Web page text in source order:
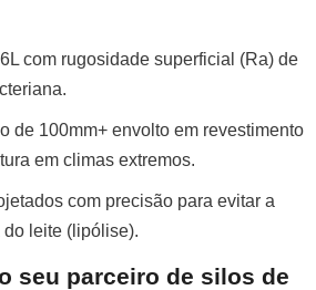
com rugosidade superficial (Ra) de
de 100mm+ envolto em revestimento
em climas extremos.
com precisão para evitar a
leite (lipólise).
seu parceiro de silos de